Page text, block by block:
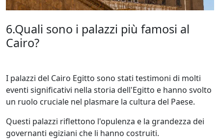
6.Quali sono i palazzi più famosi al
Cairo?
I palazzi del Cairo Egitto sono stati testimoni di molti
eventi significativi nella storia dell'Egitto e hanno svolto
un ruolo cruciale nel plasmare la cultura del Paese.
Questi palazzi riflettono l'opulenza e la grandezza dei
governanti egiziani che li hanno costruiti.